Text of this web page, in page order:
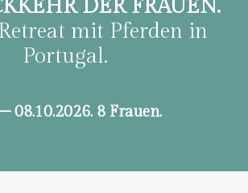
DER FRAUEN.
mit Pferden in
Portugal.
08.10.2026. 8 Frauen.